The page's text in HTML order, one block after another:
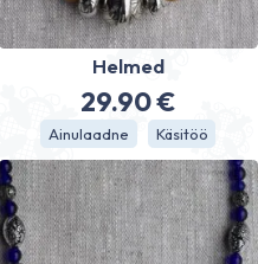
Helmed
29.90€
Ainulaadne Käsitöö